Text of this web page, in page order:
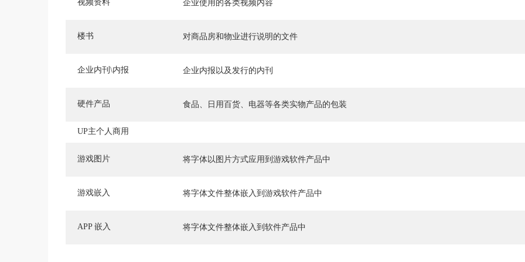
视频资料 企业使用的各类视频内容
楼书 对商品房和物业进行说明的文件
企业内刊\内报 企业内报以及发行的内刊
硬件产品 食品、日用百货、电器等各类实物产品的包装
UP主个人商用
游戏图片 将字体以图片方式应用到游戏软件产品中
游戏嵌入 将字体文件整体嵌入到游戏软件产品中
APP 嵌入 将字体文件整体嵌入到软件产品中